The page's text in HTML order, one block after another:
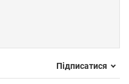
Підписатися